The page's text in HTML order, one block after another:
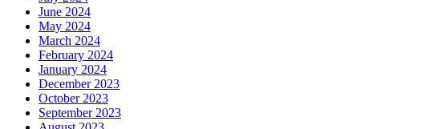
June 2024
May 2024
March 2024
February 2024
January 2024
December 2023
October 2023
September 2023